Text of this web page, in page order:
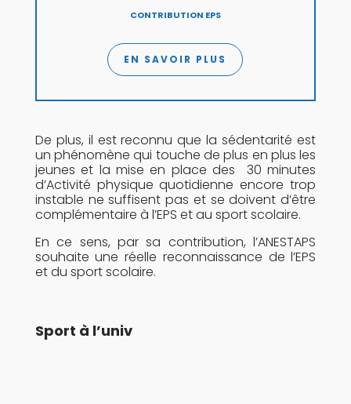
CONTRIBUTION EPS
EN SAVOIR PLUS
De plus, il est reconnu que la sédentarité est
un phénomène qui touche de plus en plus les
jeunes et la mise en place des 30 minutes
d’Activité physique quotidienne encore trop
instable ne suffisent pas et se doivent d’être
complémentaire à l’EPS et au sport scolaire.
En ce sens, par sa contribution, l’ANESTAPS
souhaite une réelle reconnaissance de l’EPS
et du sport scolaire.
Sport à l’univ